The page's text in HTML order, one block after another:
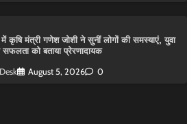
कृषि मंत्री गणेश जोशी ने सुनीं लोगों की समस्याएं, युवा
को बताया प्रेरणादायक
August 5, 2026 0